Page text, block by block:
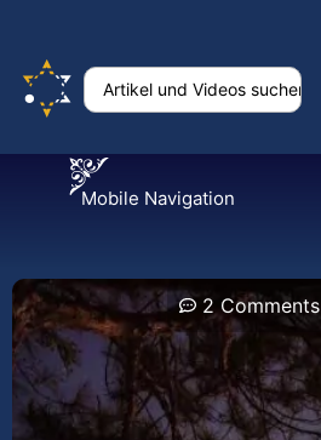
Mobile Navigation
2 Comments